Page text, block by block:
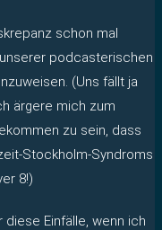
schon mal
podcasterischen
(Uns fällt ja
ärgere mich zum
zu sein, dass
Stockholm-Syndroms
8!)
Einfälle, wenn ich